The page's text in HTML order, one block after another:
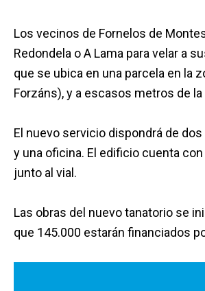
Los vecinos de Fornelos de
Redondela o A Lama para velar a
que se ubica en una parcela en la
Forzáns), y a escasos metros de
El nuevo servicio dispondrá de
y una oficina. El edificio cuenta
junto al vial.
Las obras del nuevo tanatorio se
que 145.000 estarán financiados